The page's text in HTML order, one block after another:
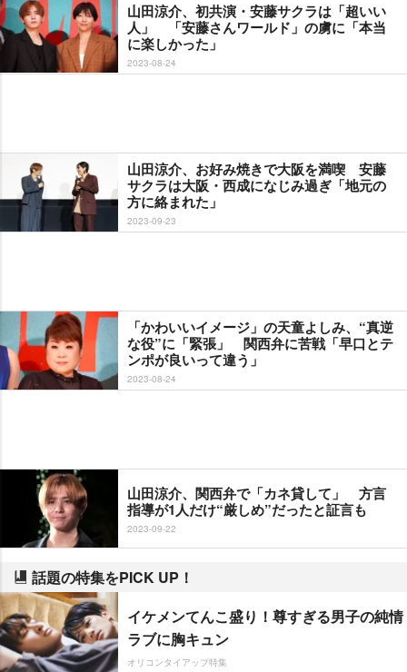
山田涼介、初共演・安藤サクラは「超いい
人」 「安藤さんワールド」の虜に「本当
に楽しかった」
2023-08-24
山田涼介、お好み焼きで大阪を満喫 安藤
サクラは大阪・西成になじみ過ぎ「地元の
方に絡まれた」
2023-09-23
「かわいいイメージ」の天童よしみ、“真逆
な役”に「緊張」 関西弁に苦戦「早口とテ
ンポが良いって違う」
2023-08-24
山田涼介、関西弁で「カネ貸して」 方言
指導が1人だけ“厳しめ”だったと証言も
2023-09-22
話題の特集をPICK UP！
イケメンてんこ盛り！尊すぎる男子の純情
ラブに胸キュン
オリコンタイアップ特集